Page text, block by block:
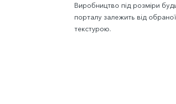
Виробництво під розміри
порталу залежить від обраної
текстурою.